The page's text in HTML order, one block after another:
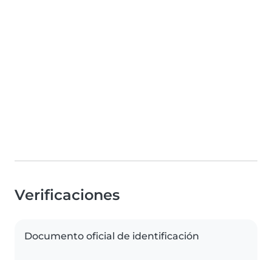
Verificaciones
Documento oficial de identificación